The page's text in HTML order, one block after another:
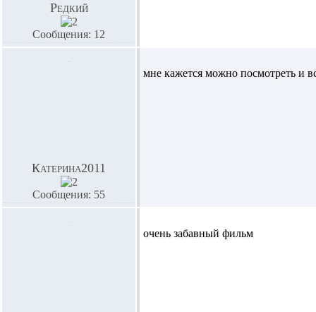
Редкий
Сообщения: 12
Катерина2011
Сообщения: 55
мне кажется можно посмотреть и
очень забавный фильм